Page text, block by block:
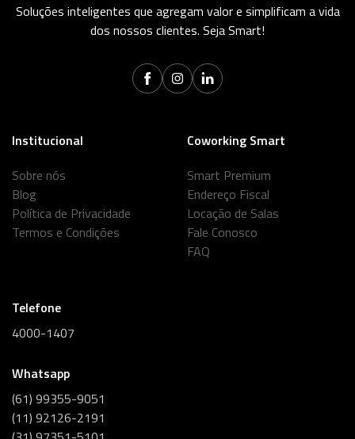
Soluções inteligentes que agregam valor e simplificam a vida
dos nossos clientes. Seja Smart!
Institucional
Sobre nós
Blog
Política de Privacidade
Termos e Condições
Coworking Smart
Smart Premium
Endereço Fiscal
Locação de Salas
Fale Conosco
FAQ
Telefone
4000-1407
Whatsapp
(61) 99355-9051
(11) 92126-2191